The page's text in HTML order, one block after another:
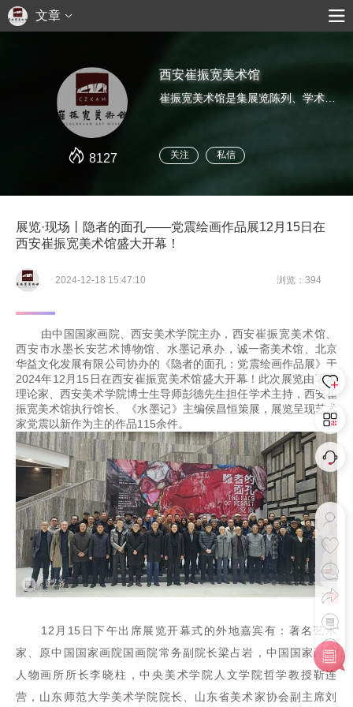
文章
8127
西安崔振宽美术馆
关注 私信
展览·现场丨隐者的面孔——党震绘画作品展12月15日在
西安崔振宽美术馆盛大开幕！
2024-12-18 15:47:10 浏览：394
由中国国家画院、西安美术学院主办， 西安崔振宽美术馆、
西安市水墨长安艺术博物馆、水墨记承办， 诚一斋美术馆、北京
华益文化发展有限公司协办的《隐者的面孔：党震绘画作品展》于
2024年12月15日在西安崔振宽美术馆盛大开幕！此次展览由著名
理论家、西安美术学院博士生导师彭德先生担任学术主持，西安崔
振宽美术馆执行馆长、《水墨记》主编侯昌恒策展，展览呈现艺术
家党震以新作为主的作品115余件。
12月15日下午出席展览开幕式的外地嘉宾有：著名艺术
家、原中国国家画院国画院常务副院长梁占岩，中国国家画院
人物画所所长李晓柱，中央美术学院人文学院哲学教授靳连
营，山东师范大学美术学院院长、山东省美术家协会副主席刘